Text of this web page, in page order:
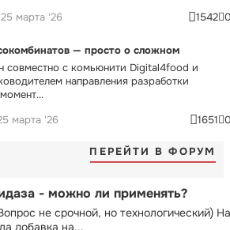
25 марта '26 1542
— просто о сложном
совместно с комьюнити Digital4food и
направления разработки
марта '26 1651
ПЕРЕЙТИ В ФОРУМ
- можно ли применять?
не срочной, но технологический) На
добавка на...